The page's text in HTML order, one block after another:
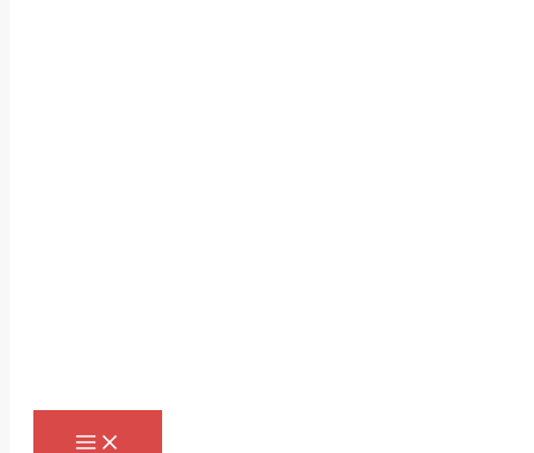
Accueil»Graouzilla avenue de tiers, Lyon 6e
r